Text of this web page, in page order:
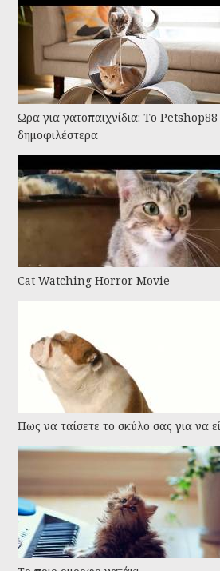
Ώρα για γατοπαιχνίδια: Το
δημοφιλέστερα
Cat Watching Horror Movie
Πως να ταίσετε το σκύλο σας για να